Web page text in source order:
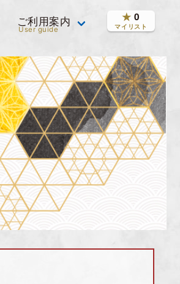
ご利用案内
User guide
★ 0
マイリスト